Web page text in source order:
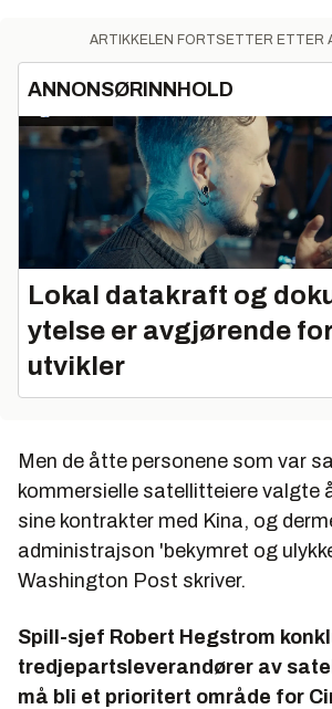
ARTIKKELEN FORTSETTER ETTER
ANNONSØRINNHOLD
Lokal datakraft og
ytelse er avgjørende
utvikler
Men de åtte personene som var
kommersielle satellitteiere valgte
sine kontrakter med Kina, og
administrajson 'bekymret og
Washington Post skriver.
Spill-sjef Robert Hegstrom
tredjepartsleverandører av
må bli et prioritert område for